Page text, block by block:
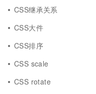
CSS继承关系
CSS大件
CSS排序
CSS scale
CSS rotate